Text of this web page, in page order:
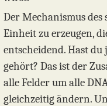
Der Mechanismus des
Einheit zu erzeugen,
entscheidend. Hast
gehört? Das ist der
alle Felder um alle
gleichzeitig ändern.